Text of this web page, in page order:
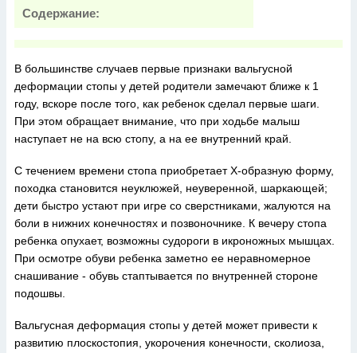
Содержание:
В большинстве случаев первые признаки вальгусной
деформации стопы у детей родители замечают ближе к 1
году, вскоре после того, как ребенок сделал первые шаги.
При этом обращает внимание, что при ходьбе малыш
наступает не на всю стопу, а на ее внутренний край.
С течением времени стопа приобретает Х-образную форму,
походка становится неуклюжей, неуверенной, шаркающей;
дети быстро устают при игре со сверстниками, жалуются на
боли в нижних конечностях и позвоночнике. К вечеру стопа
ребенка опухает, возможны судороги в икроножных мышцах.
При осмотре обуви ребенка заметно ее неравномерное
снашивание - обувь стаптывается по внутренней стороне
подошвы.
Вальгусная деформация стопы у детей может привести к
развитию плоскостопия, укорочения конечности, сколиоза,